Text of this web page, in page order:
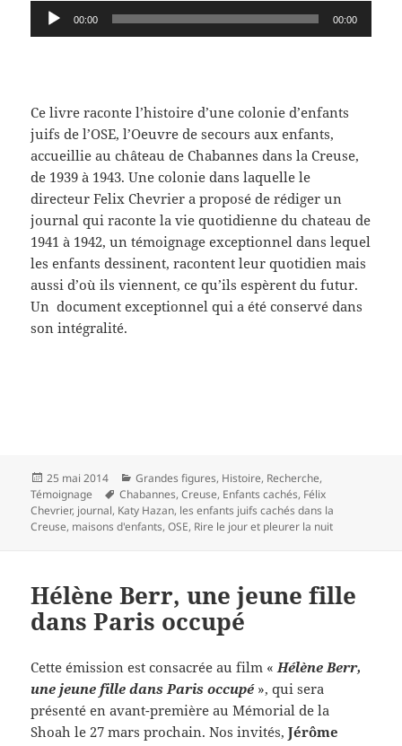
Lecteur 00:00 00:00
Ce livre raconte l’histoire d’une colonie d’enfants
juifs de l’OSE, l’Oeuvre de secours aux enfants,
accueillie au château de Chabannes dans la Creuse,
de 1939 à 1943. Une colonie dans laquelle le
directeur Felix Chevrier a proposé de rédiger un
journal qui raconte la vie quotidienne du chateau de
1941 à 1942, un témoignage exceptionnel dans lequel
les enfants dessinent, racontent leur quotidien mais
aussi d’où ils viennent, ce qu’ils espèrent du futur.
Un document exceptionnel qui a été conservé dans
son intégralité.
Publié
le
25 mai 2014 Catégories
Grandes figures, Histoire, Recherche,
Témoignage
Mots-
clés
Chabannes,Creuse, Enfants cachés, Félix
Chevrier, journal, Katy Hazan, les enfants juifs cachés dans la
Creuse, maisons d'enfants,OSE, Rire le jour et pleurer la nuit
Hélène Berr, une jeune fille
dans Paris occupé
Cette émission est consacrée au film « Hélène Berr,
une jeune fille dans Paris occupé », qui sera
présenté en avant-première au Mémorial de la
Shoah le 27 mars prochain. Nos invités,Jérôme